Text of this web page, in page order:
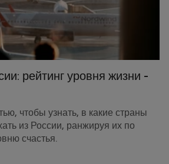
рейтинг уровня жизни -
чтобы узнать, в какие страны
из России, ранжируя их по
счастья.